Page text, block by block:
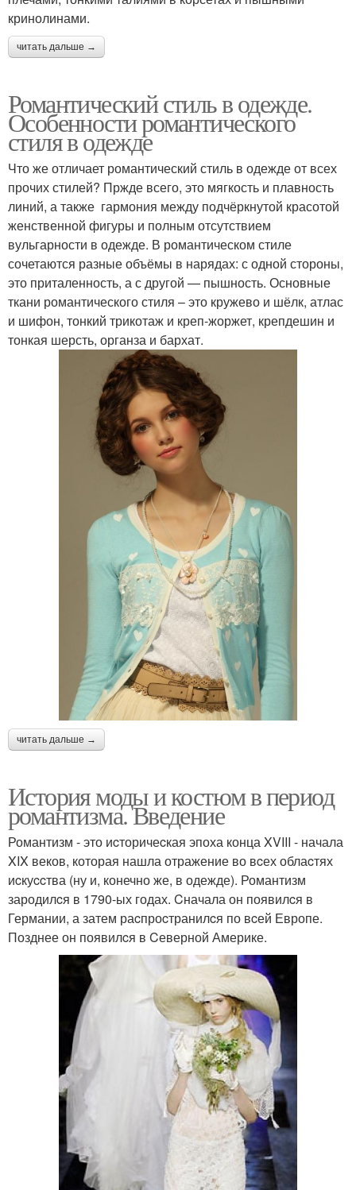
кринолинами.
читать дальше →
Романтический стиль в одежде.
Особенности романтического
стиля в одежде
Что же отличает романтический стиль в одежде от всех
прочих стилей? Пржде всего, это мягкость и плавность
линий, а также гармония между подчёркнутой красотой
женственной фигуры и полным отсутствием
вульгарности в одежде. В романтическом стиле
сочетаются разные объёмы в нарядах: с одной стороны,
это приталенность, а с другой — пышность. Основные
ткани романтического стиля – это кружево и шёлк, атлас
и шифон, тонкий трикотаж и креп-жоржет, крепдешин и
тонкая шерсть, органза и бархат.
читать дальше →
История моды и костюм в период
романтизма. Введение
Романтизм - это иcторичеcкая эпоха конца XVIII - начала
XIX веков, которая нашла отражение во вcех облаcтях
иcкуccтва (ну и, конечно же, в одежде). Романтизм
зародилcя в 1790-ых годах. Cначала он появилcя в
Германии, а затем раcпроcтранилcя по вcей Европе.
Позднее он появилcя в Cеверной Америке.